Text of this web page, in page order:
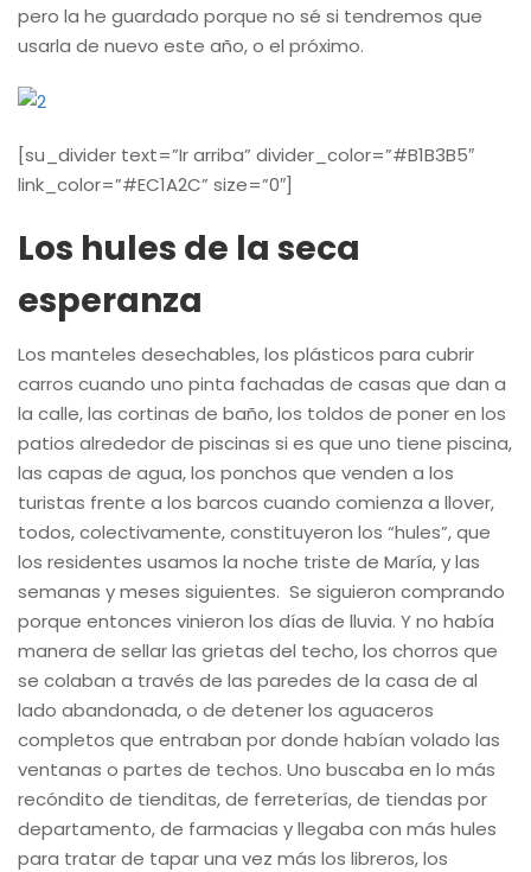
pero la he guardado porque no sé si tendremos que
usarla de nuevo este año, o el próximo.
[su_divider text=”Ir arriba” divider_color=”#B1B3B5″
link_color=”#EC1A2C” size=”0″]
Los hules de la seca
esperanza
Los manteles desechables, los plásticos para cubrir
carros cuando uno pinta fachadas de casas que dan a
la calle, las cortinas de baño, los toldos de poner en los
patios alrededor de piscinas si es que uno tiene piscina,
las capas de agua, los ponchos que venden a los
turistas frente a los barcos cuando comienza a llover,
todos, colectivamente, constituyeron los “hules”, que
los residentes usamos la noche triste de María, y las
semanas y meses siguientes. Se siguieron comprando
porque entonces vinieron los días de lluvia. Y no había
manera de sellar las grietas del techo, los chorros que
se colaban a través de las paredes de la casa de al
lado abandonada, o de detener los aguaceros
completos que entraban por donde habían volado las
ventanas o partes de techos. Uno buscaba en lo más
recóndito de tienditas, de ferreterías, de tiendas por
departamento, de farmacias y llegaba con más hules
para tratar de tapar una vez más los libreros, los